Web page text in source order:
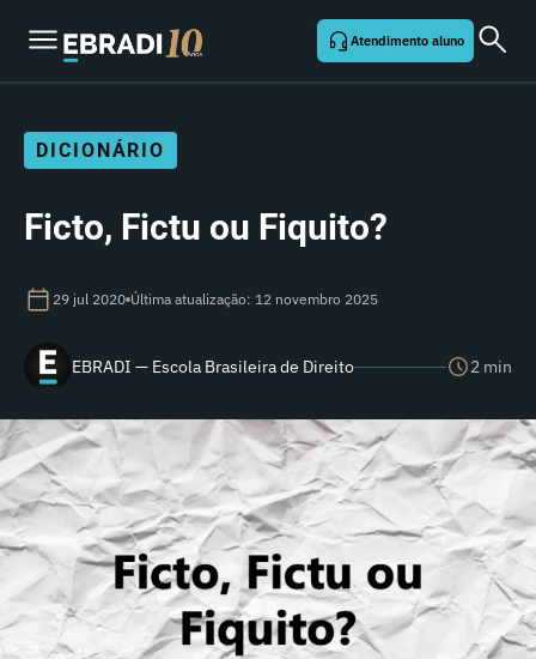
Atendimento aluno
DICIONÁRIO
Ficto, Fictu ou Fiquito?
29 jul 2020 Última atualização: 12 novembro 2025
EBRADI — Escola Brasileira de Direito 2 min